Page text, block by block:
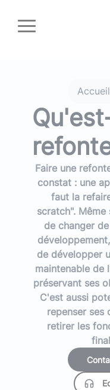
Accueil
Faire une
constat : une
faut la
scratch".
de changer
de développer
maintenable de
préservant ses
C'est aussi
repenser
retirer les